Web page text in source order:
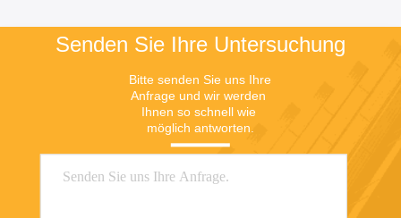
Senden Sie Ihre Untersuchung
Bitte senden Sie uns Ihre
Anfrage und wir werden
Ihnen so schnell wie
möglich antworten.